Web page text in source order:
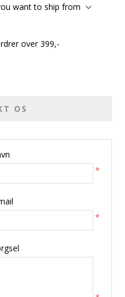
want to ship from
over 399,-
OS
*
*